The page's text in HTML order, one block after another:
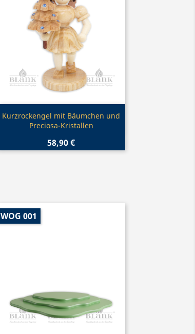
Vorschau
Kurzrockengel mit Bäumchen und
Preciosa-Kristallen
58,90 €
WOG 001